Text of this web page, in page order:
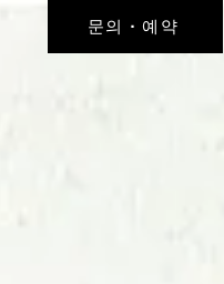
문의・예약